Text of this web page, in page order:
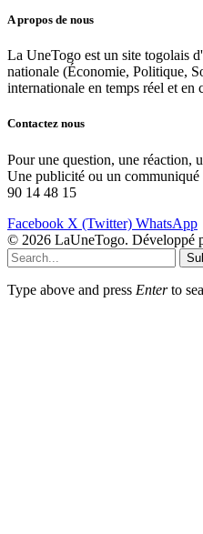
A propos de nous
La UneTogo est un site togolais
nationale (Économie, Politique,
internationale en temps réel et en
Contactez nous
Pour une question, une réaction,
Une publicité ou un communiqué
90 14 48 15
Facebook X (Twitter) WhatsApp
© 2026 LaUneTogo. Développé
Type above and press Enterto